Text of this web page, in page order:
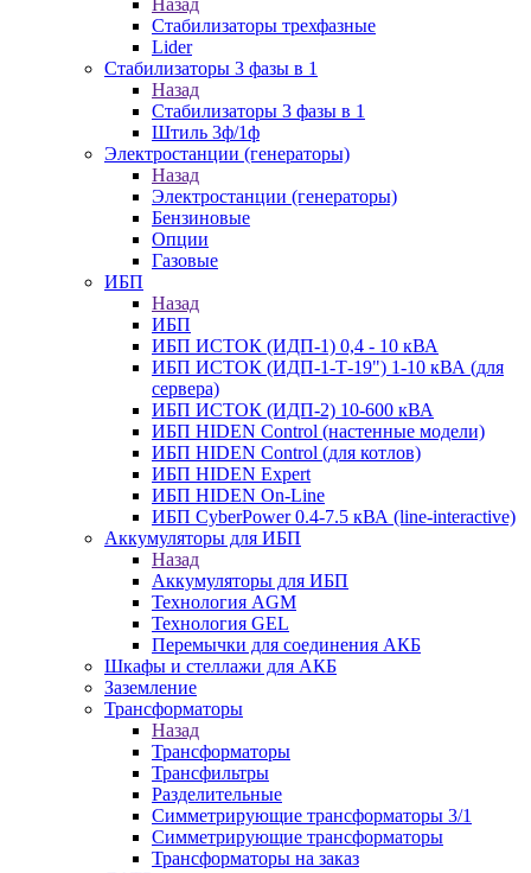
Назад
Стабилизаторы трехфазные
Lider
Стабилизаторы 3 фазы в 1
Назад
Стабилизаторы 3 фазы в 1
Штиль 3ф/1ф
Электростанции (генераторы)
Назад
Электростанции (генераторы)
Бензиновые
Опции
Газовые
ИБП
Назад
ИБП
ИБП ИСТОК (ИДП-1) 0,4 - 10 кВА
ИБП ИСТОК (ИДП-1-Т-19") 1-10 кВА (для
сервера)
ИБП ИСТОК (ИДП-2) 10-600 кВА
ИБП HIDEN Control (настенные модели)
ИБП HIDEN Control (для котлов)
ИБП HIDEN Expert
ИБП HIDEN On-Line
ИБП CyberPower 0.4-7.5 кВА (line-interactive)
Аккумуляторы для ИБП
Назад
Аккумуляторы для ИБП
Технология AGM
Технология GEL
Перемычки для соединения АКБ
Шкафы и стеллажи для АКБ
Заземление
Трансформаторы
Назад
Трансформаторы
Трансфильтры
Разделительные
Симметрирующие трансформаторы 3/1
Симметрирующие трансформаторы
Трансформаторы на заказ